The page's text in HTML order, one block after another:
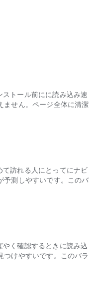
トール前にに読み込み速
ません。ページ全体に清潔
訪れる人にとってにナビ
予測しやすいです。このバ
く確認するときに読み込
つけやすいです。このバラ